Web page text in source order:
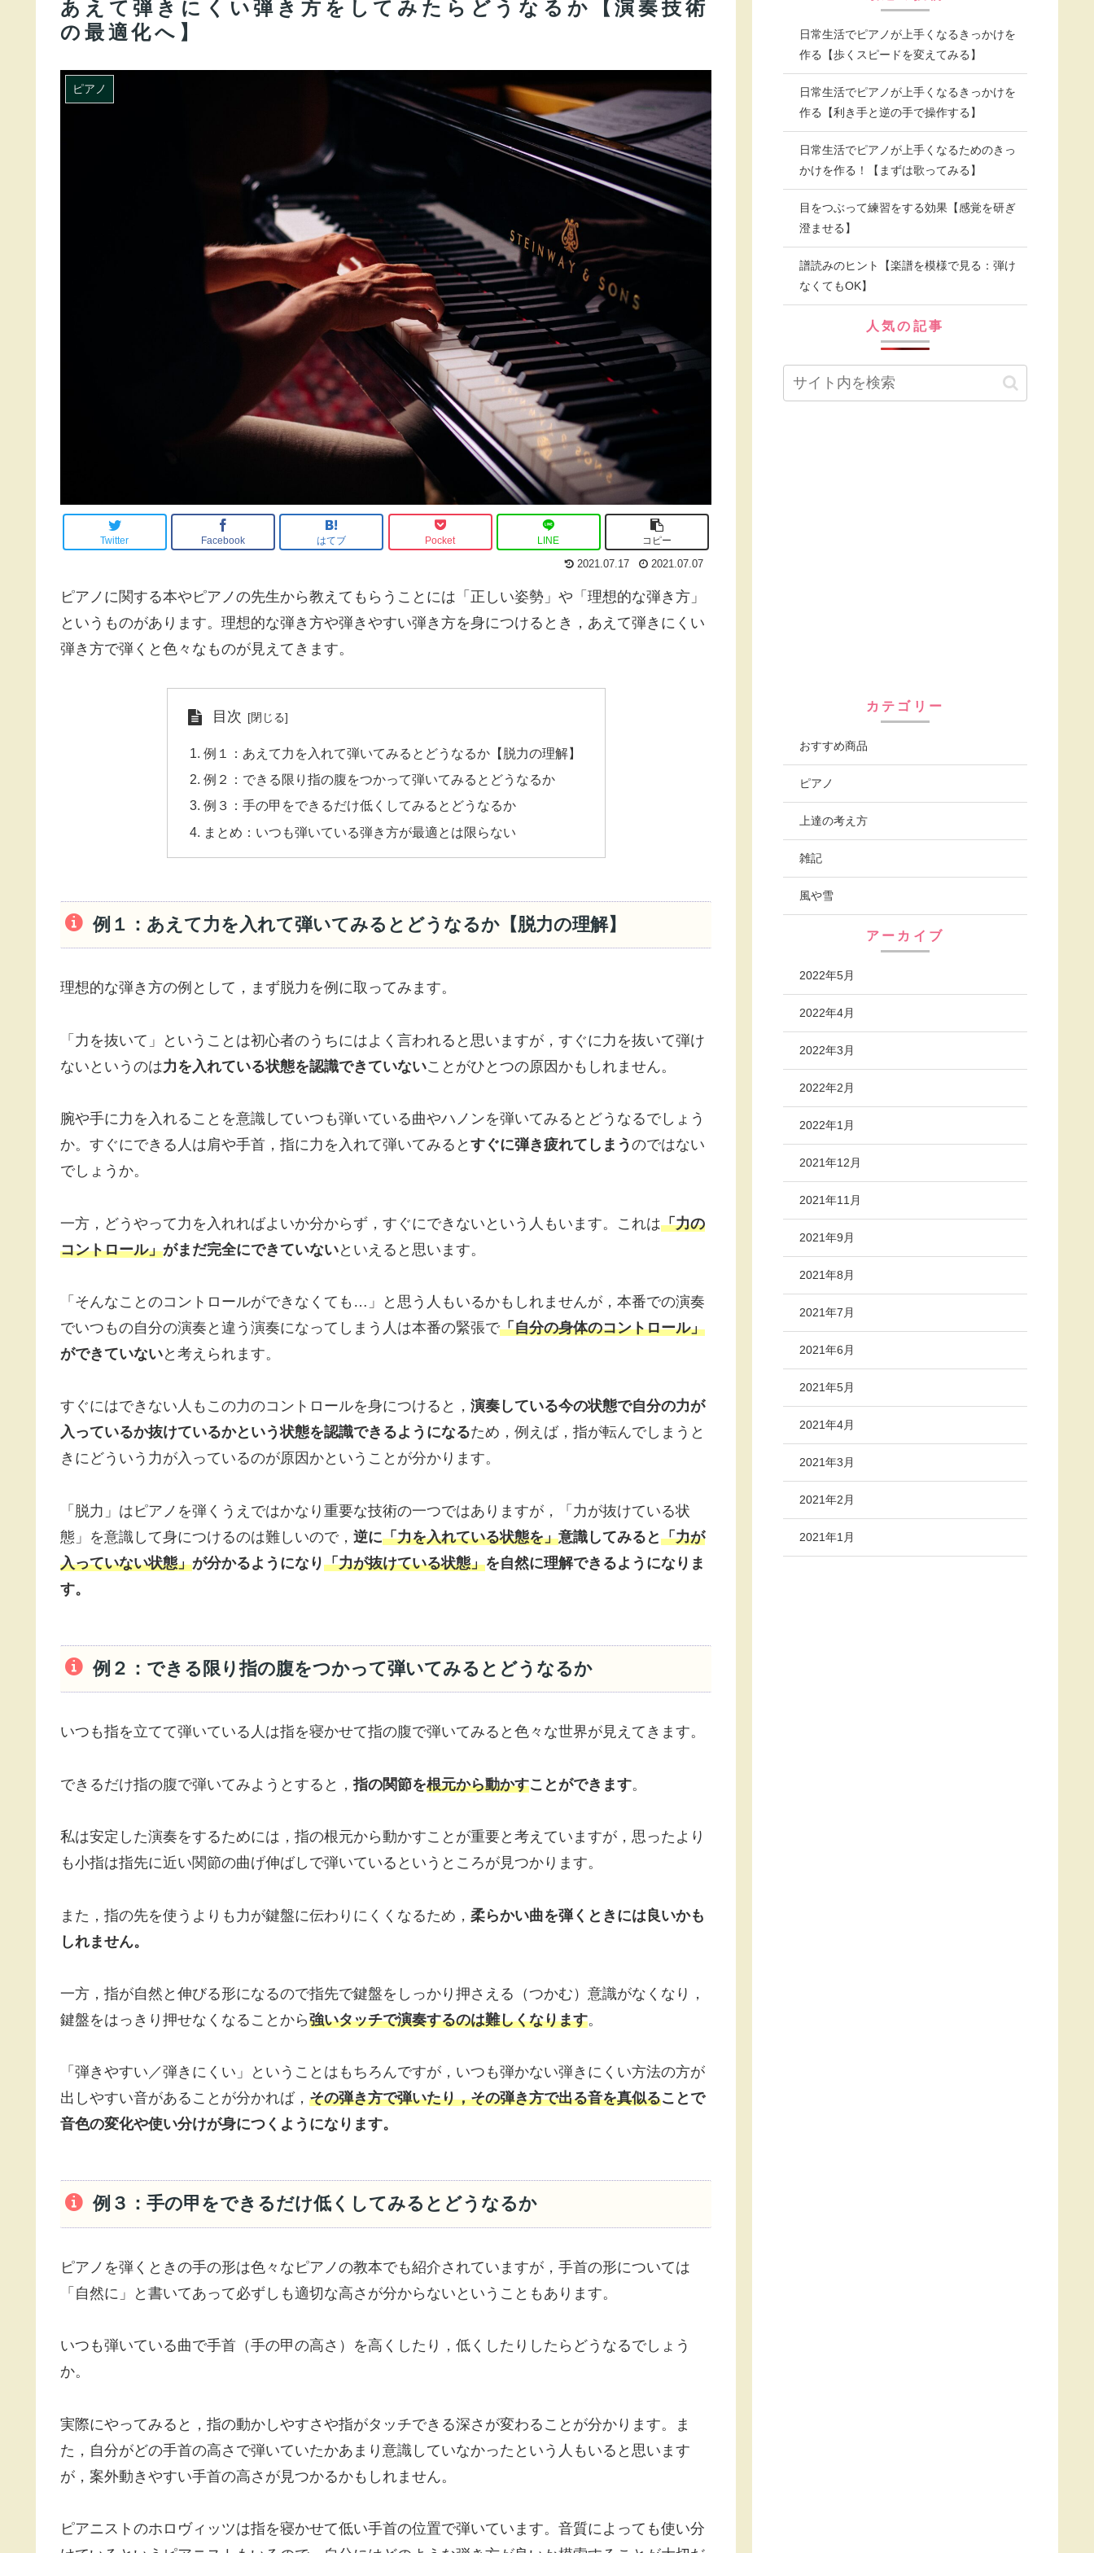
あえて弾きにくい弾き方をしてみたらどうなるか【演奏技術
の最適化へ】
ピアノ
Twitter Facebook はてブ Pocket LINE コピー
2021.07.17 2021.07.07
ピアノに関する本やピアノの先生から教えてもらうことには「正しい姿勢」や「理想的な弾き方」
というものがあります。理想的な弾き方や弾きやすい弾き方を身につけるとき，あえて弾きにくい
弾き方で弾くと色々なものが見えてきます。
目次
例１：あえて力を入れて弾いてみるとどうなるか【脱力の理解】
例２：できる限り指の腹をつかって弾いてみるとどうなるか
例３：手の甲をできるだけ低くしてみるとどうなるか
まとめ：いつも弾いている弾き方が最適とは限らない
例１：あえて力を入れて弾いてみるとどうなるか【脱力の理解】
理想的な弾き方の例として，まず脱力を例に取ってみます。
「力を抜いて」ということは初心者のうちにはよく言われると思いますが，すぐに力を抜いて弾け
ないというのは力を入れている状態を認識できていないことがひとつの原因かもしれません。
腕や手に力を入れることを意識していつも弾いている曲やハノンを弾いてみるとどうなるでしょう
か。すぐにできる人は肩や手首，指に力を入れて弾いてみると すぐに弾き疲れてしまう のではない
でしょうか。
一方，どうやって力を入れればよいか分からず，すぐにできないという人もいます。これは「力の
コントロール」がまだ完全にできていないといえると思います。
「そんなことのコントロールができなくても…」と思う人もいるかもしれませんが，本番での演奏
でいつもの自分の演奏と違う演奏になってしまう人は本番の緊張で「自分の身体のコントロール」
ができていないと考えられます。
すぐにはできない人もこの力のコントロールを身につけると， 演奏している今の状態で自分の力が
入っているか抜けているかという状態を認識できるようになるため，例えば，指が転んでしまうと
きにどういう力が入っているのが原因かということが分かります。
「脱力」はピアノを弾くうえではかなり重要な技術の一つではありますが，「力が抜けている状
態」を意識して身につけるのは難しいので， 逆に「力を入れている状態を」意識してみると「力が
入っていない状態」が分かるようになり「力が抜けている状態」を自然に理解できるようになりま
す。
例２：できる限り指の腹をつかって弾いてみるとどうなるか
いつも指を立てて弾いている人は指を寝かせて指の腹で弾いてみると色々な世界が見えてきます。
できるだけ指の腹で弾いてみようとすると，指の関節を根元から動かすことができます。
私は安定した演奏をするためには，指の根元から動かすことが重要と考えていますが，思ったより
も小指は指先に近い関節の曲げ伸ばしで弾いているというところが見つかります。
また，指の先を使うよりも力が鍵盤に伝わりにくくなるため， 柔らかい曲を弾くときには良いかも
しれません。
一方，指が自然と伸びる形になるので指先で鍵盤をしっかり押さえる（つかむ）意識がなくなり，
鍵盤をはっきり押せなくなることから強いタッチで演奏するのは難しくなります。
「弾きやすい／弾きにくい」ということはもちろんですが，いつも弾かない弾きにくい方法の方が
出しやすい音があることが分かれば， その弾き方で弾いたり，その弾き方で出る音を真似ることで
音色の変化や使い分けが身につくようになります。
例３：手の甲をできるだけ低くしてみるとどうなるか
ピアノを弾くときの手の形は色々なピアノの教本でも紹介されていますが，手首の形については
「自然に」と書いてあって必ずしも適切な高さが分からないということもあります。
いつも弾いている曲で手首（手の甲の高さ）を高くしたり，低くしたりしたらどうなるでしょう
か。
実際にやってみると，指の動かしやすさや指がタッチできる深さが変わることが分かります。ま
た，自分がどの手首の高さで弾いていたかあまり意識していなかったという人もいると思います
が，案外動きやすい手首の高さが見つかるかもしれません。
ピアニストのホロヴィッツは指を寝かせて低い手首の位置で弾いています。音質によっても使い分
日常生活でピアノが上手くなるきっかけを
作る【歩くスピードを変えてみる】
日常生活でピアノが上手くなるきっかけを
作る【利き手と逆の手で操作する】
日常生活でピアノが上手くなるためのきっ
かけを作る！【まずは歌ってみる】
目をつぶって練習をする効果【感覚を研ぎ
澄ませる】
譜読みのヒント【楽譜を模様で見る：弾け
なくてもOK】
人気の記事
カテゴリー
おすすめ商品
ピアノ
上達の考え方
雑記
風や雪
アーカイブ
2022年5月
2022年4月
2022年3月
2022年2月
2022年1月
2021年12月
2021年11月
2021年9月
2021年8月
2021年7月
2021年6月
2021年5月
2021年4月
2021年3月
2021年2月
2021年1月